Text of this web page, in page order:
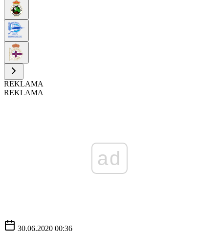
REKLAMA
REKLAMA
ad
30.06.2020 00:36